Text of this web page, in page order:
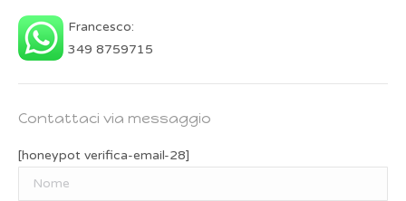
Francesco:
349 8759715
Contattaci via messaggio
[honeypot verifica-email-28]